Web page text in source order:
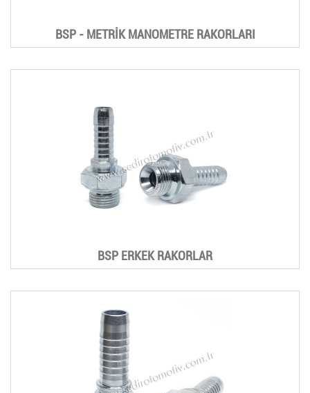
BSP - METRİK MANOMETRE RAKORLARI
BSP ERKEK RAKORLAR